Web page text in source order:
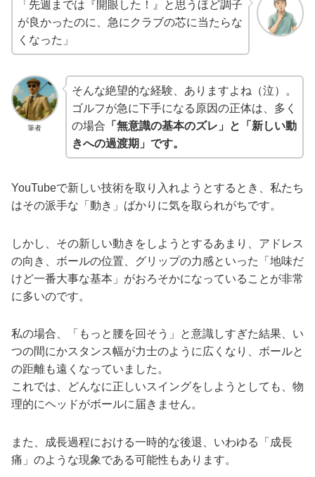
「先週までは『開眼した！』と思うほど調子
が良かったのに、急にクラブの芯に当たらな
くなった」
筆者
そんな絶望的な経験、ありますよね（泣）。
ゴルフが急に下手になる原因の正体は、多く
の場合 「無意識の基本のズレ」と「新しい動
きへの過渡期」です。
YouTubeで新しい技術を取り入れようとするとき、私たち
はその派手な「動き」ばかりに気を取られがちです。
しかし、その新しい動きをしようとするあまり、アドレス
の向き、ボールの位置、グリップの力感といった「地味だ
けど一番大事な基本」がおろそかになっていることが非常
に多いのです。
私の場合、「もっと腰を回そう」と意識しすぎた結果、い
つの間にかスタンス幅が力士のように広くなり、ボールと
の距離も遠くなっていました。
これでは、どんなに正しいスイングをしようとしても、物
理的にヘッドがボールに届きません。
また、成長過程における一時的な後退、いわゆる「成長
痛」のような現象である可能性もあります。